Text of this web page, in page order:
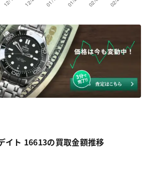
イト 16613の買取金額推移